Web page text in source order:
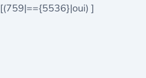
[(759|=={5536}|oui) ]